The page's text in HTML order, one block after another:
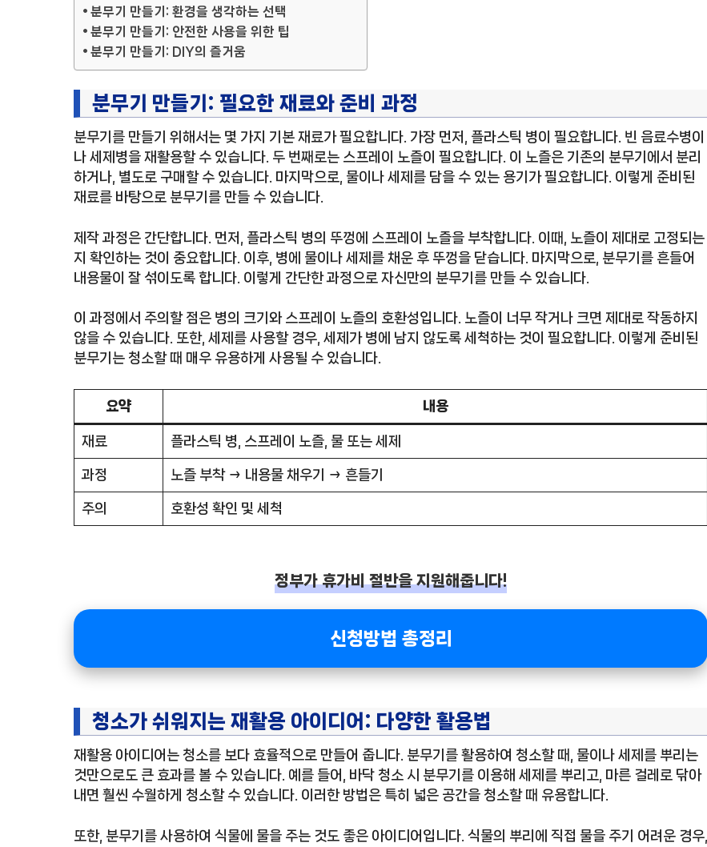
분무기 만들기: 환경을 생각하는 선택
분무기 만들기: 안전한 사용을 위한 팁
분무기 만들기: DIY의 즐거움
분무기 만들기: 필요한 재료와 준비 과정
분무기를 만들기 위해서는 몇 가지 기본 재료가 필요합니다. 가장 먼저, 플라스틱 병이 필요합니다. 빈 음료수병이
나 세제병을 재활용할 수 있습니다. 두 번째로는 스프레이 노즐이 필요합니다. 이 노즐은 기존의 분무기에서 분리
하거나, 별도로 구매할 수 있습니다. 마지막으로, 물이나 세제를 담을 수 있는 용기가 필요합니다. 이렇게 준비된
재료를 바탕으로 분무기를 만들 수 있습니다.
제작 과정은 간단합니다. 먼저, 플라스틱 병의 뚜껑에 스프레이 노즐을 부착합니다. 이때, 노즐이 제대로 고정되는
지 확인하는 것이 중요합니다. 이후, 병에 물이나 세제를 채운 후 뚜껑을 닫습니다. 마지막으로, 분무기를 흔들어
내용물이 잘 섞이도록 합니다. 이렇게 간단한 과정으로 자신만의 분무기를 만들 수 있습니다.
이 과정에서 주의할 점은 병의 크기와 스프레이 노즐의 호환성입니다. 노즐이 너무 작거나 크면 제대로 작동하지
않을 수 있습니다. 또한, 세제를 사용할 경우, 세제가 병에 남지 않도록 세척하는 것이 필요합니다. 이렇게 준비된
분무기는 청소할 때 매우 유용하게 사용될 수 있습니다.
요약 내용
재료 플라스틱 병, 스프레이 노즐, 물 또는 세제
과정 노즐 부착 → 내용물 채우기 → 흔들기
주의 호환성 확인 및 세척
정부가 휴가비 절반을 지원해줍니다!
신청방법 총정리
청소가 쉬워지는 재활용 아이디어: 다양한 활용법
재활용 아이디어는 청소를 보다 효율적으로 만들어 줍니다. 분무기를 활용하여 청소할 때, 물이나 세제를 뿌리는
것만으로도 큰 효과를 볼 수 있습니다. 예를 들어, 바닥 청소 시 분무기를 이용해 세제를 뿌리고, 마른 걸레로 닦아
내면 훨씬 수월하게 청소할 수 있습니다. 이러한 방법은 특히 넓은 공간을 청소할 때 유용합니다.
또한, 분무기를 사용하여 식물에 물을 주는 것도 좋은 아이디어입니다. 식물의 뿌리에 직접 물을 주기 어려운 경우,